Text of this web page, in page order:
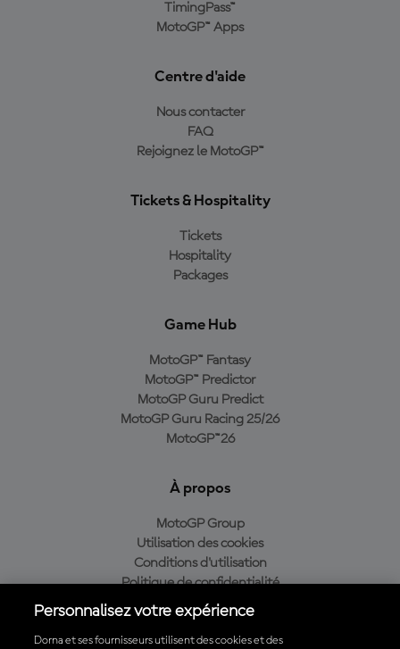
TimingPass™
MotoGP™ Apps
Centre d'aide
Nous contacter
FAQ
Rejoignez le MotoGP™
Tickets & Hospitality
Tickets
Hospitality
Packages
Game Hub
MotoGP™ Fantasy
MotoGP™ Predictor
MotoGP Guru Predict
MotoGP Guru Racing 25/26
MotoGP™26
À propos
MotoGP Group
Utilisation des cookies
Conditions d'utilisation
Politique de confidentialité
Politique d’achat
Personnalisez votre expérience
Dorna et ses fournisseurs utilisent des cookies et des